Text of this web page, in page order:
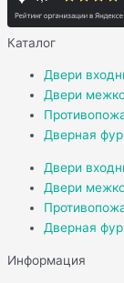
Каталог
Двери
Двери
Дверная
Двери
Двери
Дверная
Информация